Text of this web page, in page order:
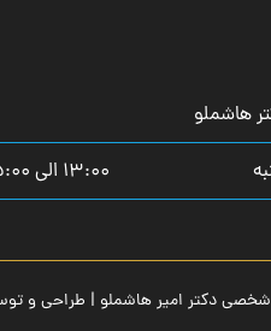
هاشملو
13:00 الی 15:00